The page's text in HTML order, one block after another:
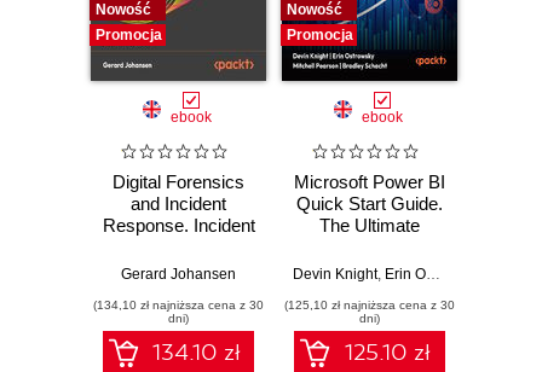
Nowość
Promocja
ebook
Digital Forensics
and Incident
Response. Incident
and techniques for
threat response -
Fourth Edition
Gerard Johansen
(134,10 zł najniższa cena z 30
dni)
134.10 zł
Nowość
Promocja
ebook
Microsoft Power BI
Quick Start Guide.
The Ultimate
to Power BI, Data
Tools, and
Microsoft Fabric -
Fourth Edition
Devin Knight, Erin Ostrowsky
(125,10 zł najniższa cena z 30
dni)
125.10 zł